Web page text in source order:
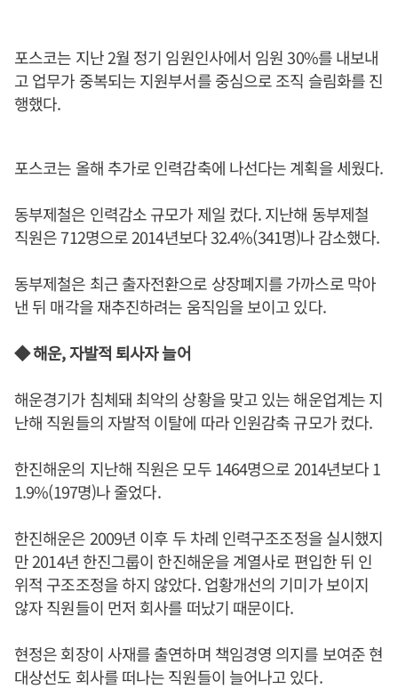
포스코는 지난 2월 정기 임원인사에서 임원 30%를 내보내
고 업무가 중복되는 지원부서를 중심으로 조직 슬림화를 진
행했다.
포스코는 올해 추가로 인력감축에 나선다는 계획을 세웠다.
동부제철은 인력감소 규모가 제일 컸다. 지난해 동부제철
직원은 712명으로 2014년보다 32.4%(341명)나 감소했다.
동부제철은 최근 출자전환으로 상장폐지를 가까스로 막아
낸 뒤 매각을 재추진하려는 움직임을 보이고 있다.
◆ 해운, 자발적 퇴사자 늘어
해운경기가 침체돼 최악의 상황을 맞고 있는 해운업계는 지
난해 직원들의 자발적 이탈에 따라 인원감축 규모가 컸다.
한진해운의 지난해 직원은 모두 1464명으로 2014년보다 1
1.9%(197명)나 줄었다.
한진해운은 2009년 이후 두 차례 인력구조조정을 실시했지
만 2014년 한진그룹이 한진해운을 계열사로 편입한 뒤 인
위적 구조조정을 하지 않았다. 업황개선의 기미가 보이지
않자 직원들이 먼저 회사를 떠났기 때문이다.
현정은 회장이 사재를 출연하며 책임경영 의지를 보여준 현
대상선도 회사를 떠나는 직원들이 늘어나고 있다.